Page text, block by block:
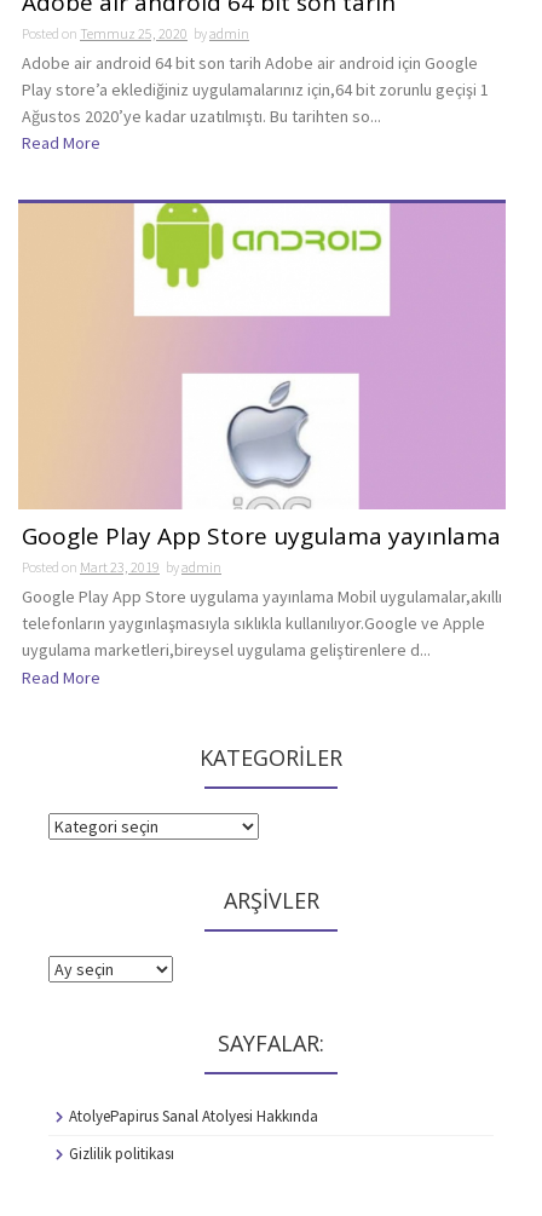
Posted on Temmuz 25, 2020 byadmin
Adobe air android 64 bit son tarih Adobe air android için Google
Play store’a eklediğiniz uygulamalarınız için,64 bit zorunlu geçişi 1
Ağustos 2020’ye kadar uzatılmıştı. Bu tarihten so...
Read More
Google Play App Store uygulama yayınlama
Posted on Mart 23, 2019 byadmin
Google Play App Store uygulama yayınlama Mobil uygulamalar,akıllı
telefonların yaygınlaşmasıyla sıklıkla kullanılıyor.Google ve Apple
uygulama marketleri,bireysel uygulama geliştirenlere d...
Read More
KATEGORİLER
KATEGORİLER
ARŞİVLER
ARŞİVLER
SAYFALAR:
AtolyePapirus Sanal Atolyesi Hakkında
Gizlilik politikası